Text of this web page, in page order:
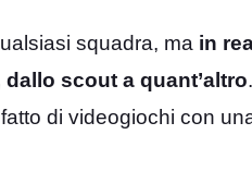
squadra, ma in
scout a quant’altro
di videogiochi con